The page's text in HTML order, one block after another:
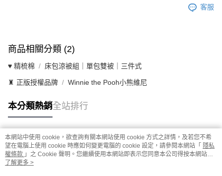
客服
商品相關分類 (2)
♥ 精梳棉 床包涼被組｜單包雙被｜三件式
♜ 正版授權品牌 Winnie the Pooh小熊維尼
本分類熱銷全站排行
熱門標籤
本網站中使用 cookie，欲查詢有關本網站使用 cookie 方式之詳情，及若您不希
望在電腦上使用 cookie 時應如何變更電腦的 cookie 設定，請參閱本網站「 隱私
權條款 」之 Cookie 聲明。您繼續使用本網站即表示您同意本公司得按本網站使
用條款之 Cookie 聲明使用 cookie。
了解更多 >